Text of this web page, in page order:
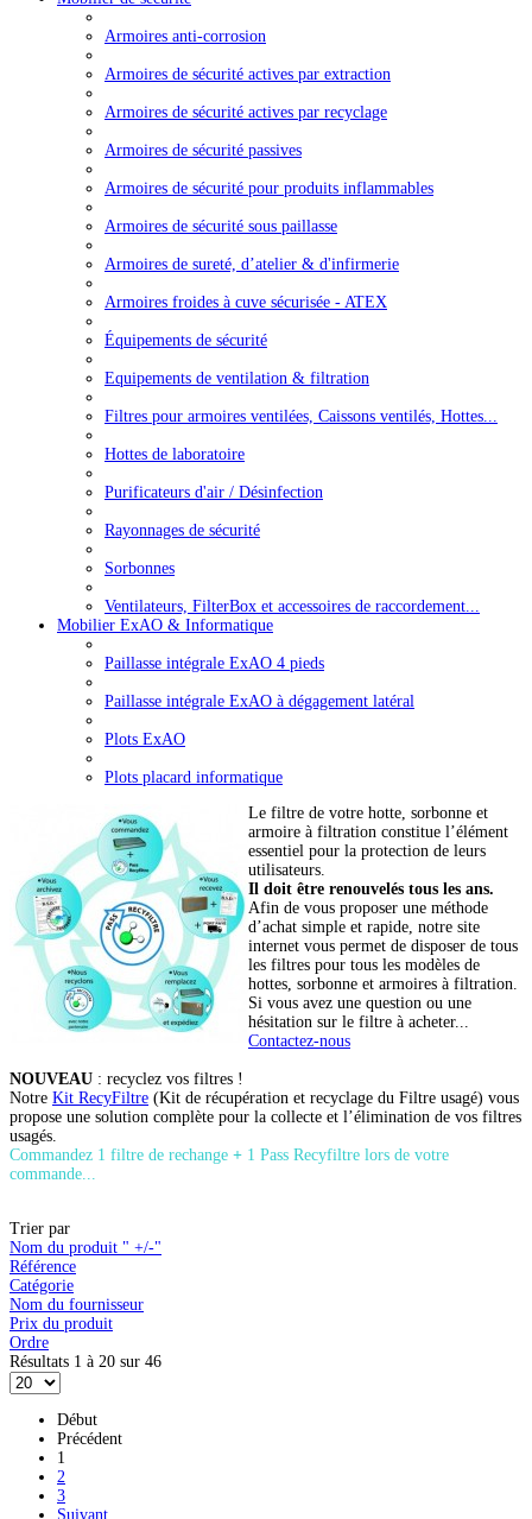
Armoires anti-corrosion
Armoires de sécurité actives par extraction
Armoires de sécurité actives par recyclage
Armoires de sécurité passives
Armoires de sécurité pour produits inflammables
Armoires de sécurité sous paillasse
Armoires de sureté, d’atelier & d'infirmerie
Armoires froides à cuve sécurisée - ATEX
Équipements de sécurité
Equipements de ventilation & filtration
Filtres pour armoires ventilées, Caissons ventilés, Hottes...
Hottes de laboratoire
Purificateurs d'air / Désinfection
Rayonnages de sécurité
Sorbonnes
Ventilateurs, FilterBox et accessoires de raccordement...
Mobilier ExAO & Informatique
Paillasse intégrale ExAO 4 pieds
Paillasse intégrale ExAO à dégagement latéral
Plots ExAO
Plots placard informatique
Le filtre de votre hotte, sorbonne et
armoire à filtration constitue l’élément
essentiel pour la protection de leurs
utilisateurs.
Il doit être renouvelés tous les ans.
Afin de vous proposer une méthode
d’achat simple et rapide, notre site
internet vous permet de disposer de tous
les filtres pour tous les modèles de
hottes, sorbonne et armoires à filtration.
Si vous avez une question ou une
hésitation sur le filtre à acheter...
Contactez-nous
NOUVEAU : recyclez vos filtres !
Notre Kit RecyFiltre (Kit de récupération et recyclage du Filtre usagé) vous
propose une solution complète pour la collecte et l’élimination de vos filtres
usagés.
Commandez 1 filtre de rechange + 1 Pass Recyfiltre lors de votre
commande...
Trier par
Nom du produit " +/-"
Référence
Catégorie
Nom du fournisseur
Prix du produit
Ordre
Résultats 1 à 20 sur 46
Début
Précédent
1
2
3
Suivant